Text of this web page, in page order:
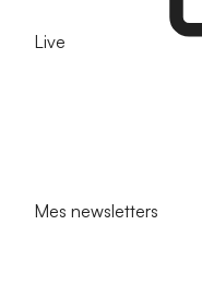
Live
Mes newsletters